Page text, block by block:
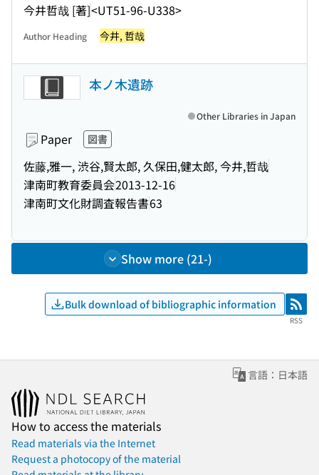
今井哲哉 [著]<UT51-96-U338>
Author Heading 今井, 哲哉
本ノ木遺跡
Paper 図書
佐藤,雅一, 渋谷,賢太郎, 久保田,健太郎, 今井,哲哉
津南町教育委員会2013-12-16
津南町文化財調査報告書63
Other Libraries in Japan
Show more (21-)
Bulk download of bibliographic information RSS
RSS
言語：日本語
How to access the materials
Read materials via the Internet
Request a photocopy of the material